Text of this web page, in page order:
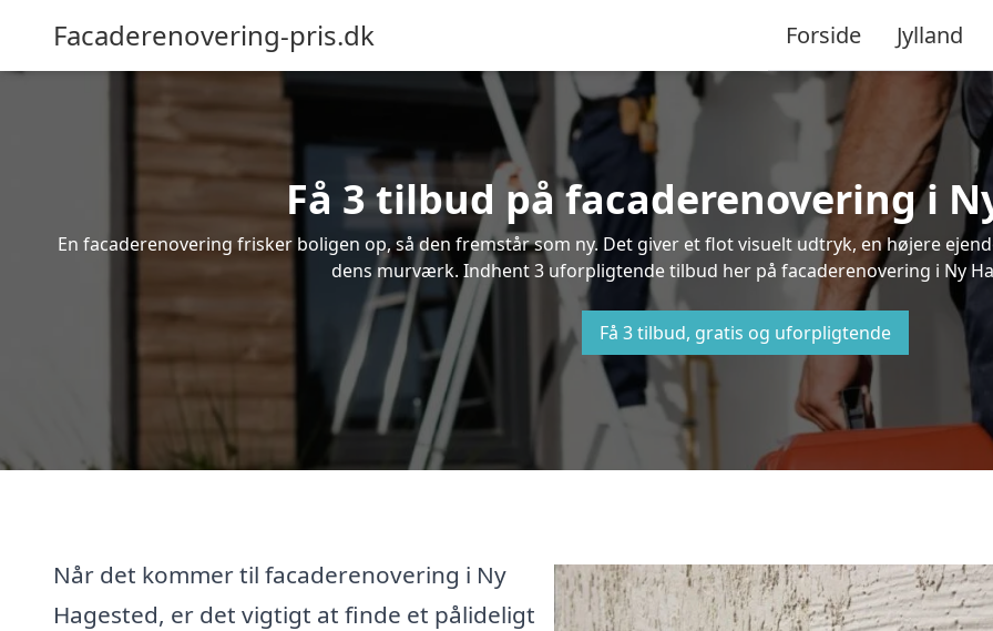
Facaderenovering-pris.dk Forside Jylland
Få 3 tilbud på facaderenovering i
En facaderenovering frisker boligen op, så den fremstår som ny. Det giver et flot visuelt udtryk, en højere
dens murværk. Indhent 3 uforpligtende tilbud her på facaderenovering i Ny
Få 3 tilbud, gratis og uforpligtende
Når det kommer til facaderenovering i Ny
Hagested, er det vigtigt at finde et pålideligt